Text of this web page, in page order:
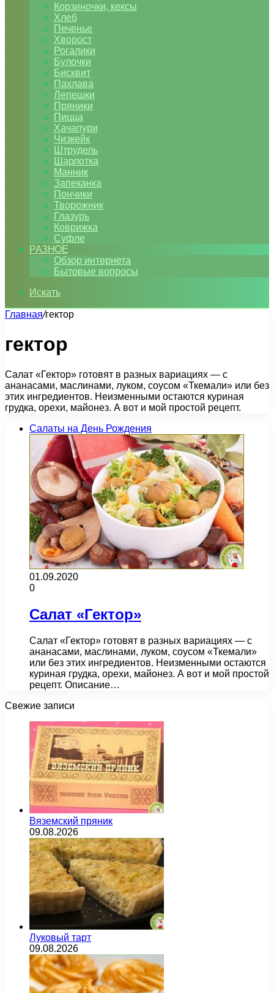
Корзиночки, кексы
Хлеб
Печенье
Хворост
Рогалики
Булочки
Бисквит
Пахлава
Лепешки
Пряники
Пицца
Хачапури
Чизкейк
Штрудель
Шарлотка
Манник
Запеканка
Пончики
Творожник
Глазурь
Коврижка
Суфле
РАЗНОЕ
Обзор интернета
Бытовые вопросы
Искать
Главная/гектор
гектор
Салат «Гектор» готовят в разных вариациях — с
ананасами, маслинами, луком, соусом «Ткемали» или без
этих ингредиентов. Неизменными остаются куриная
грудка, орехи, майонез. А вот и мой простой рецепт.
Салаты на День Рождения
01.09.2020
0
Салат «Гектор»
Салат «Гектор» готовят в разных вариациях — с
ананасами, маслинами, луком, соусом «Ткемали»
или без этих ингредиентов. Неизменными остаются
куриная грудка, орехи, майонез. А вот и мой простой
рецепт. Описание…
Свежие записи
Вяземский пряник
09.08.2026
Луковый тарт
09.08.2026